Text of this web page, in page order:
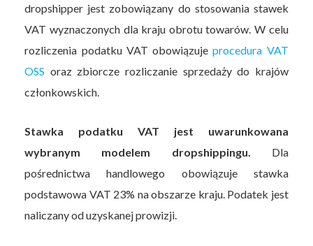
dropshipper jest zobowiązany do stosowania stawek
VAT wyznaczonych dla kraju obrotu towarów. W celu
rozliczenia podatku VAT obowiązujeprocedura VAT
OSS oraz zbiorcze rozliczanie sprzedaży do krajów
członkowskich.
Stawka podatku VAT jest uwarunkowana
wybranym modelem dropshippingu.
Dla
pośrednictwa handlowego obowiązuje stawka
podstawowa VAT 23% na obszarze kraju. Podatek jest
naliczany od uzyskanej prowizji.